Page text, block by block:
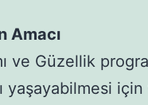
Amacı
ve Güzellik
yaşayabilmesi